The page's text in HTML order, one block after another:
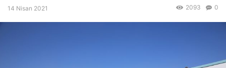
14 Nisan 2021 0
2093